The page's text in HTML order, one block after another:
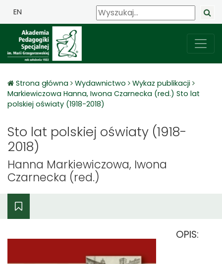
EN
Strona główna Wydawnictwo
Wykaz publikacji
Markiewiczowa Hanna, Iwona Czarnecka (red.) Sto lat
polskiej oświaty (1918-2018)
Sto lat polskiej oświaty (1918-
2018)
Hanna Markiewiczowa, Iwona
Czarnecka (red.)
OPIS: